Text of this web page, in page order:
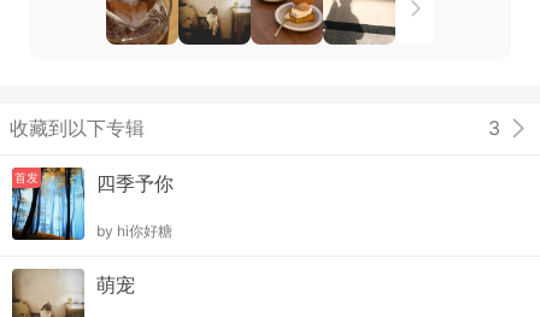
收藏到以下专辑 3
首发 四季予你
by hi你好糖
萌宠